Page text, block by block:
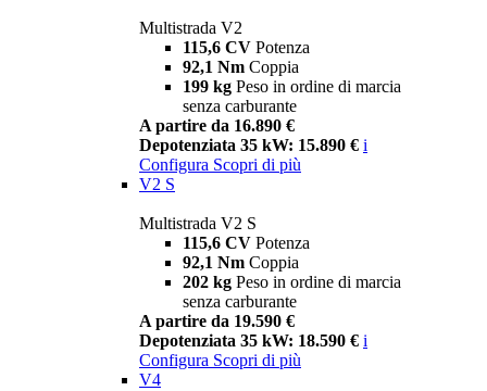
Multistrada V2
115,6 CV Potenza
92,1 Nm Coppia
199 kg Peso in ordine di marcia
senza carburante
A partire da 16.890 €
Depotenziata 35 kW: 15.890 € i
Configura Scopri di più
V2 S
Multistrada V2 S
115,6 CV Potenza
92,1 Nm Coppia
202 kg Peso in ordine di marcia
senza carburante
A partire da 19.590 €
Depotenziata 35 kW: 18.590 € i
Configura Scopri di più
V4